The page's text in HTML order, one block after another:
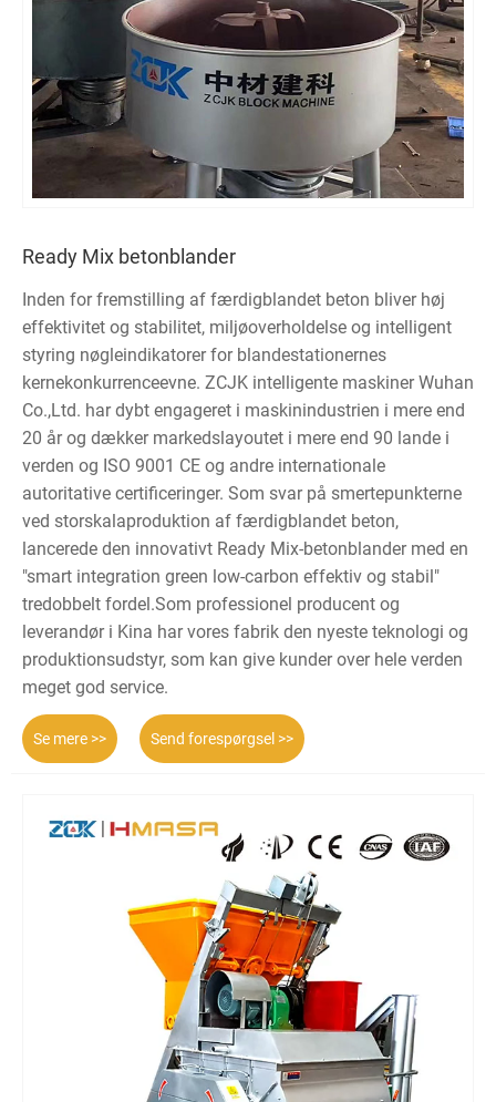
Ready Mix betonblander
Inden for fremstilling af færdigblandet beton bliver høj
effektivitet og stabilitet, miljøoverholdelse og intelligent
styring nøgleindikatorer for blandestationernes
kernekonkurrenceevne. ZCJK intelligente maskiner Wuhan
Co.,Ltd. har dybt engageret i maskinindustrien i mere end
20 år og dækker markedslayoutet i mere end 90 lande i
verden og ISO 9001 CE og andre internationale
autoritative certificeringer. Som svar på smertepunkterne
ved storskalaproduktion af færdigblandet beton,
lancerede den innovativt Ready Mix-betonblander med en
"smart integration green low-carbon effektiv og stabil"
tredobbelt fordel.Som professionel producent og
leverandør i Kina har vores fabrik den nyeste teknologi og
produktionsudstyr, som kan give kunder over hele verden
meget god service.
Se mere >> Send forespørgsel >>